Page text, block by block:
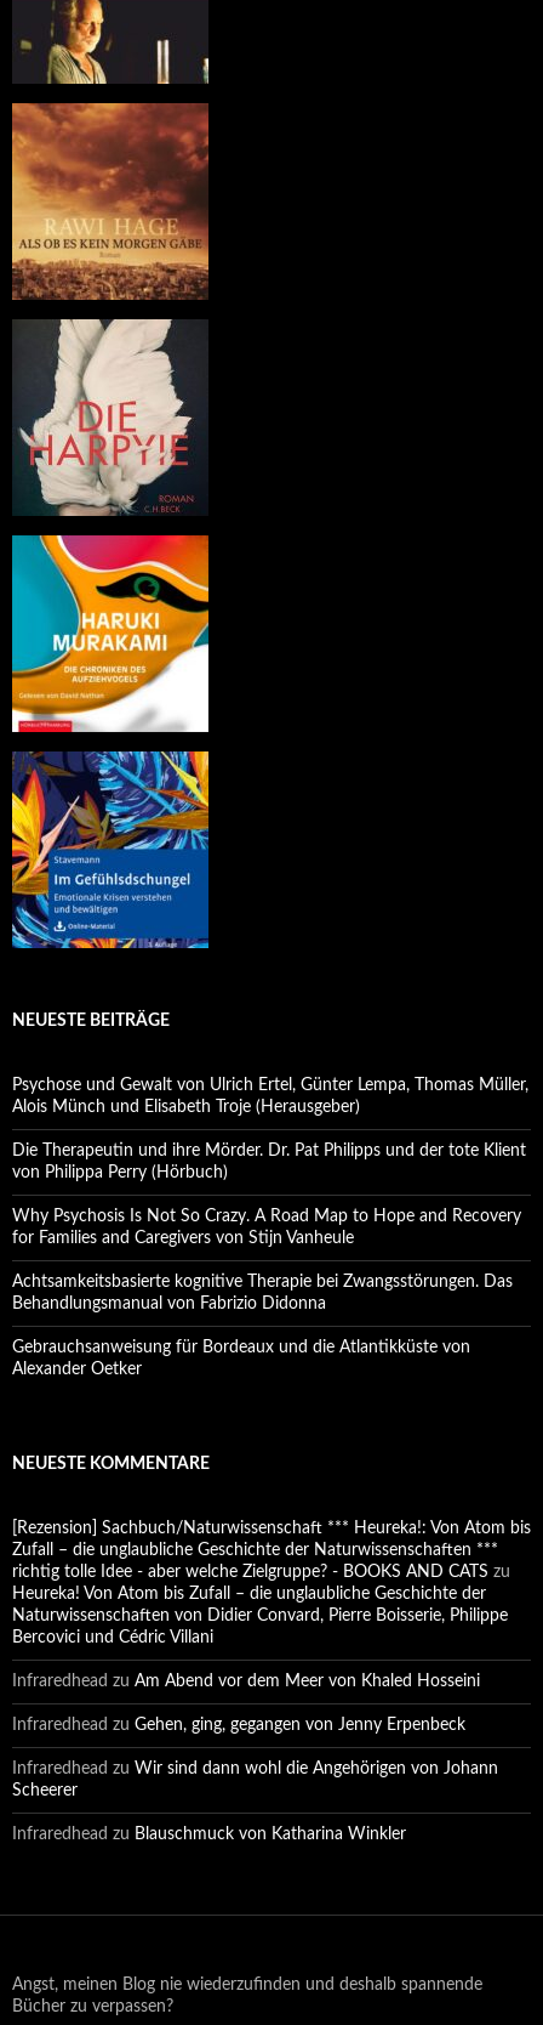
NEUESTE BEITRÄGE
Psychose und Gewalt von Ulrich Ertel, Günter Lempa, Thomas Müller,
Alois Münch und Elisabeth Troje (Herausgeber)
Die Therapeutin und ihre Mörder. Dr. Pat Philipps und der tote Klient
von Philippa Perry (Hörbuch)
Why Psychosis Is Not So Crazy. A Road Map to Hope and Recovery
for Families and Caregivers von Stijn Vanheule
Achtsamkeitsbasierte kognitive Therapie bei Zwangsstörungen. Das
Behandlungsmanual von Fabrizio Didonna
Gebrauchsanweisung für Bordeaux und die Atlantikküste von
Alexander Oetker
NEUESTE KOMMENTARE
[Rezension] Sachbuch/Naturwissenschaft *** Heureka!: Von Atom bis
Zufall – die unglaubliche Geschichte der Naturwissenschaften ***
richtig tolle Idee - aber welche Zielgruppe? - BOOKS AND CATS zu
Heureka! Von Atom bis Zufall – die unglaubliche Geschichte der
Naturwissenschaften von Didier Convard, Pierre Boisserie, Philippe
Bercovici und Cédric Villani
Infraredhead zu Am Abend vor dem Meer von Khaled Hosseini
Infraredhead zu Gehen, ging, gegangen von Jenny Erpenbeck
Infraredhead zu Wir sind dann wohl die Angehörigen von Johann
Scheerer
Infraredhead zu Blauschmuck von Katharina Winkler
Angst, meinen Blog nie wiederzufinden und deshalb spannende
Bücher zu verpassen?